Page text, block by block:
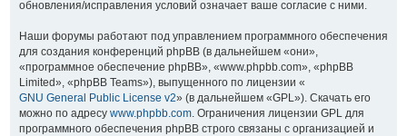
обновления/исправления условий означает ваше согласие с ними.
Наши форумы работают под управлением программного обеспечения
для создания конференций phpBB (в дальнейшем «они»,
«программное обеспечение phpBB», «www.phpbb.com», «phpBB
Limited», «phpBB Teams»), выпущенного по лицензии «
GNU General Public License v2» (в дальнейшем «GPL»). Скачать его
можно по адресу www.phpbb.com. Ограничения лицензии GPL для
программного обеспечения phpBB строго связаны с организацией и